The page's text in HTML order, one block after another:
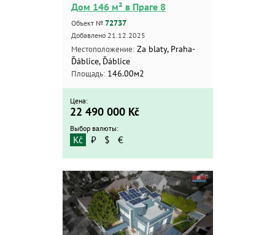
Дом 146 м² в Праге 8
Объект № 72737
Добавлено 21.12.2025
Местоположение:Za blaty, Praha-
Ďáblice, Ďáblice
Площадь:146.00м2
Цена:
22 490 000 Kč
Выбор валюты:
Kč ₽ $ €